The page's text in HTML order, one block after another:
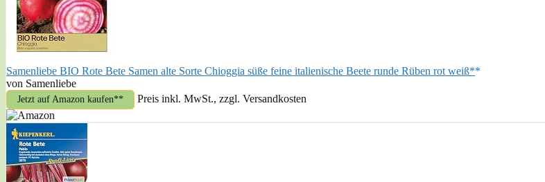
Samenliebe BIO Rote Bete Samen alte Sorte Chioggia süße feine italienische Beete runde Rüben rot weiß*
von Samenliebe
Jetzt auf Amazon kaufen* Preis inkl. MwSt., zzgl. Versandkosten